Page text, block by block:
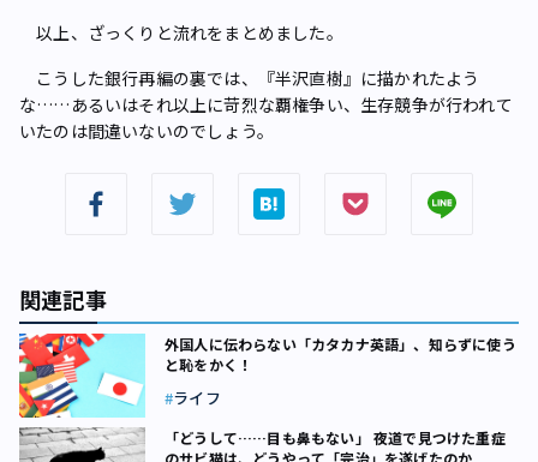
以上、ざっくりと流れをまとめました。
こうした銀行再編の裏では、『半沢直樹』に描かれたよう
な……あるいはそれ以上に苛烈な覇権争い、生存競争が行われて
いたのは間違いないのでしょう。
関連記事
外国人に伝わらない「カタカナ英語」、知らずに使う
と恥をかく！
ライフ
「どうして……目も鼻もない」 夜道で見つけた重症
のサビ猫は、どうやって「完治」を遂げたのか